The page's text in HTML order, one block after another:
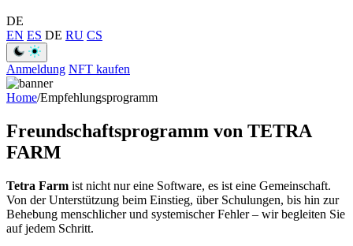
DE
EN ES DE RU CS
Anmeldung NFT kaufen
Home/Empfehlungsprogramm
Freundschaftsprogramm von TETRA
FARM
Tetra Farm ist nicht nur eine Software, es ist eine Gemeinschaft.
Von der Unterstützung beim Einstieg, über Schulungen, bis hin zur
Behebung menschlicher und systemischer Fehler – wir begleiten Sie
auf jedem Schritt.